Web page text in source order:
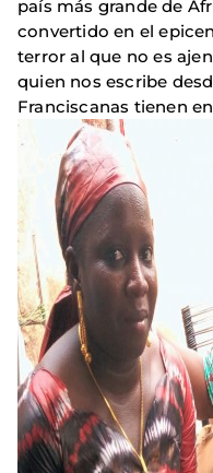
país más grande de
convertido en el
terror al que no es
quien nos escribe
Franciscanas tienen